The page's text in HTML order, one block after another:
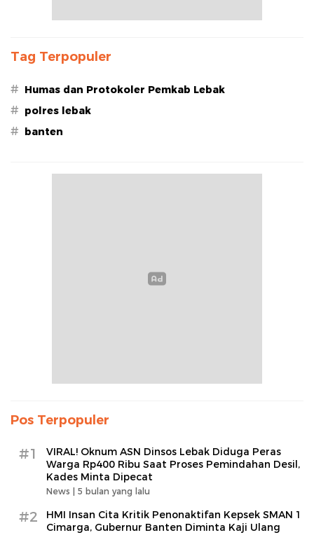
Tag Terpopuler
# Humas dan Protokoler Pemkab Lebak
# polres lebak
# banten
Pos Terpopuler
#1
VIRAL! Oknum ASN Dinsos Lebak Diduga Peras
Warga Rp400 Ribu Saat Proses Pemindahan Desil,
Kades Minta Dipecat
News | 5 bulan yang lalu
#2
HMI Insan Cita Kritik Penonaktifan Kepsek SMAN 1
Cimarga, Gubernur Banten Diminta Kaji Ulang